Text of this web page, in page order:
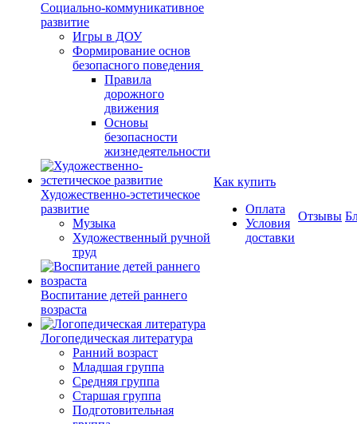
Социально-коммуникативное
развитие
Игры в ДОУ
Формирование основ
безопасного поведения
Правила
дорожного
движения
Основы
безопасности
жизнедеятельности
Художественно-эстетическое
развитие
Музыка
Художественный ручной
труд
Воспитание детей раннего
возраста
Логопедическая литература
Ранний возраст
Младшая группа
Средняя группа
Старшая группа
Подготовительная
Как купить
Оплата
Условия
доставки
Отзывы